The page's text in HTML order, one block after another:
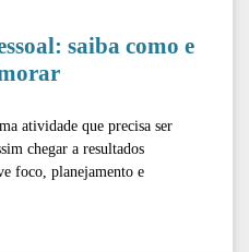
saiba como e
atividade que precisa ser
chegar a resultados
foco, planejamento e